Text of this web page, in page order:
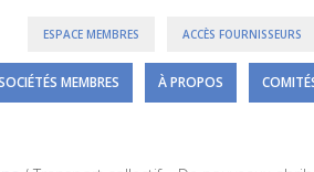
ESPACE MEMBRES ACCÈS FOURNISSEURS
MEMBRES À PROPOS